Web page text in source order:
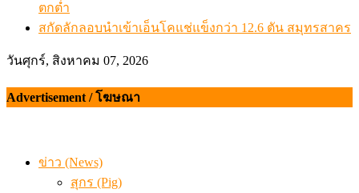
ตกต่ำ
สกัดลักลอบนำเข้าเอ็นโคแช่แข็งกว่า 12.6 ตัน สมุทรสาคร
วันศุกร์, สิงหาคม 07, 2026
Advertisement / โฆษณา
ข่าว (News)
สุกร (Pig)